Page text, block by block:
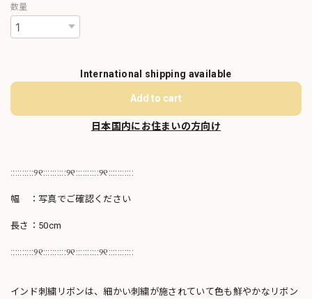
数量
International shipping available
Add to cart
日本国内にお住まいの方向け
::::::::::୨୧::::::::::୨୧::::::::::୨୧:::::::::::
幅 ：写真でご確認ください
長さ：50cm
::::::::::୨୧::::::::::୨୧::::::::::୨୧:::::::::::
インド刺繍リボンは、細かい刺繍が施されていて色も鮮やかなリボン